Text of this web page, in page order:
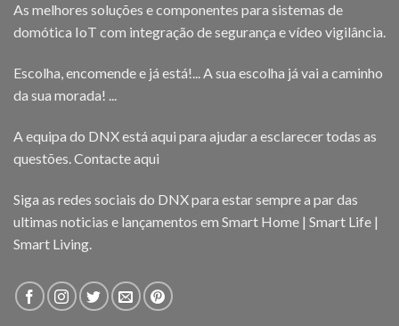
As melhores soluções e componentes para sistemas de
domótica IoT com integração de segurança e vídeo vigilância.
Escolha, encomende e já está!... A sua escolha já vai a caminho
da sua morada! ...
A equipa do DNX está aqui para ajudar a esclarecer todas as
questões.Contacte aqui
Siga as redes sociais do DNX para estar sempre a par das
ultimas noticias e lançamentos em Smart Home | Smart Life |
Smart Living.